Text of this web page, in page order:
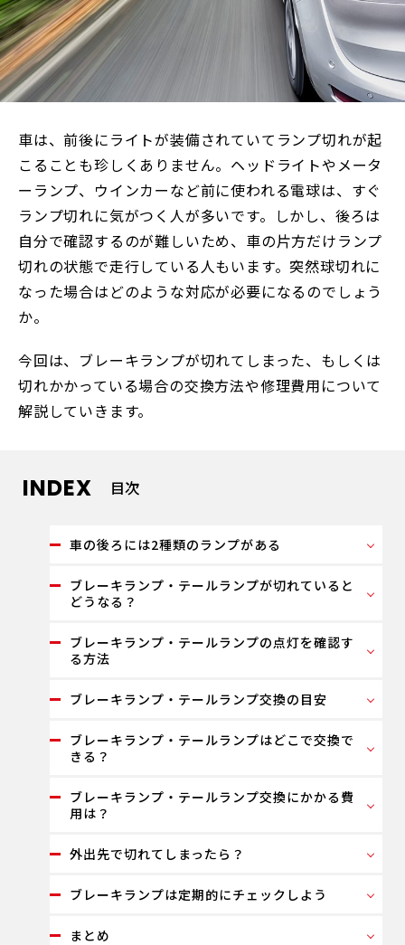
車は、前後にライトが装備されていてランプ切れが起
こることも珍しくありません。ヘッドライトやメータ
ーランプ、ウインカーなど前に使われる電球は、すぐ
ランプ切れに気がつく人が多いです。しかし、後ろは
自分で確認するのが難しいため、車の片方だけランプ
切れの状態で走行している人もいます。突然球切れに
なった場合はどのような対応が必要になるのでしょう
か。
今回は、ブレーキランプが切れてしまった、もしくは
切れかかっている場合の交換方法や修理費用について
解説していきます。
INDEX 目次
車の後ろには2種類のランプがある
ブレーキランプ・テールランプが切れていると
どうなる？
ブレーキランプ・テールランプの点灯を確認す
る方法
ブレーキランプ・テールランプ交換の目安
ブレーキランプ・テールランプはどこで交換で
きる？
ブレーキランプ・テールランプ交換にかかる費
用は？
外出先で切れてしまったら？
ブレーキランプは定期的にチェックしよう
まとめ